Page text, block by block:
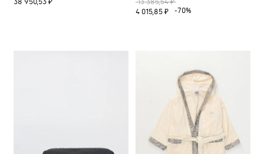
38 950,53 ₽
13 385,54 ₽
4 015,85 ₽
-70%